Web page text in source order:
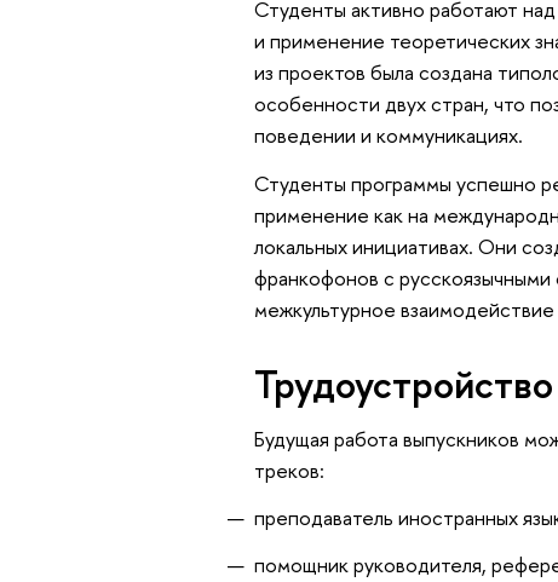
Студенты активно работают
и применение теоретических
из проектов была создана
особенности двух стран, что
поведении и коммуникациях.
Студенты программы успешно
применение как на
локальных инициативах. Они
франкофонов с русскоязычными
межкультурное взаимодействие
Трудоустройство
Будущая работа выпускников
треков:
преподаватель иностранных
помощник руководителя,